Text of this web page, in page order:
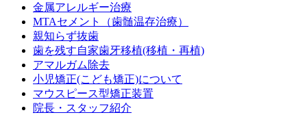
金属アレルギー治療
MTAセメント（歯髄温存治療）
親知らず抜歯
歯を残す自家歯牙移植(移植・再植)
アマルガム除去
小児矯正(こども矯正)について
マウスピース型矯正装置
院長・スタッフ紹介